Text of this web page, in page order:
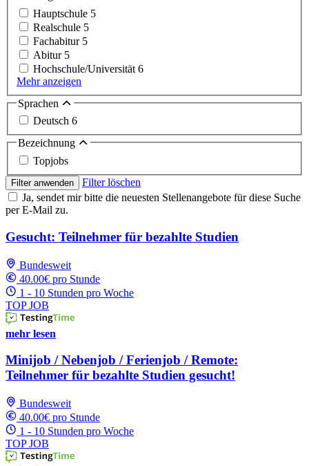
Hauptschule 5
Realschule 5
Fachabitur 5
Abitur 5
Hochschule/Universität 6
Mehr anzeigen
Sprachen
Deutsch 6
Bezeichnung
Topjobs
Filter anwenden
Filter löschen
Ja, sendet mir bitte die neuesten Stellenangebote für diese Suche
per E-Mail zu.
Gesucht: Teilnehmer für bezahlte Studien
Bundesweit
40.00€ pro Stunde
1 - 10 Stunden pro Woche
TOP JOB
mehr lesen
Minijob / Nebenjob / Ferienjob / Remote:
Teilnehmer für bezahlte Studien gesucht!
Bundesweit
40.00€ pro Stunde
1 - 10 Stunden pro Woche
TOP JOB